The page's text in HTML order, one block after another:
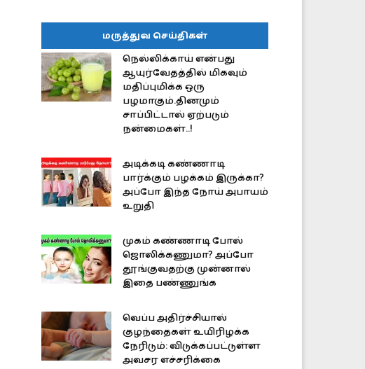
மருத்துவ செய்திகள்
நெல்லிக்காய் என்பது
ஆயுர்வேதத்தில் மிகவும்
மதிப்புமிக்க ஒரு
பழமாகும்.தினமும்
சாப்பிட்டால் ஏற்படும்
நன்மைகள்..!
அடிக்கடி கண்ணாடி
பார்க்கும் பழக்கம் இருக்கா?
அப்போ இந்த நோய் அபாயம்
உறுதி
முகம் கண்ணாடி போல்
ஜொலிக்கணுமா? அப்போ
தூங்குவதற்கு முன்னால்
இதை பண்ணுங்க
வெப்ப அதிர்ச்சியால்
குழந்தைகள் உயிரிழக்க
நேரிடும்: விடுக்கப்பட்டுள்ள
அவசர எச்சரிக்கை